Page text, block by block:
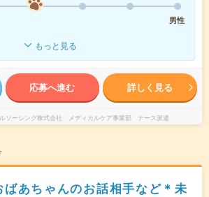
男性
もっと見る
応募へ進む 詳しく見る
ソーシング株式会社 メディカルケア事業部 ナース派遣
あちゃんのお話相手など＊未